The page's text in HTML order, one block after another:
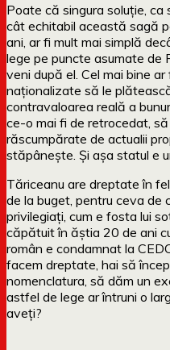
Poate că singura soluție,
cât echitabil această sagă
ani, ar fi mult mai simplă
lege pe puncte asumate de
veni după el. Cel mai bine
naționalizate să le
contravaloarea reală a
ce-o mai fi de retrocedat,
răscumpărate de actualii
stăpânește. Și așa statul e
Tăriceanu are dreptate în
de la buget, pentru ceva de
privilegiați, cum e fosta lui
căpătuit în ăștia 20 de ani
român e condamnat la
facem dreptate, hai să
nomenclatura, să dăm un
astfel de lege ar întruni o
aveți?